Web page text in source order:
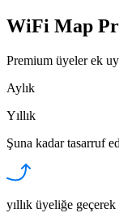
WiFi Map
Premium üyeler ek
Aylık
Yıllık
Şuna kadar tasarruf
yıllık üyeliğe geçerek